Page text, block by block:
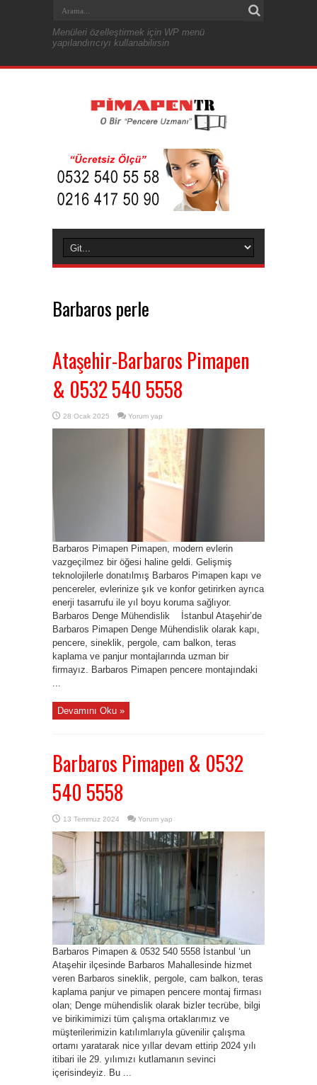
Menüleri özelleştirmek için WP menü
yapılandırıcıyı kullanabilirsin
Barbaros perle
Ataşehir-Barbaros Pimapen
& 0532 540 5558
28 Ocak 2025 Yorum yap
Barbaros Pimapen Pimapen, modern evlerin
vazgeçilmez bir öğesi haline geldi. Gelişmiş
teknolojilerle donatılmış Barbaros Pimapen kapı ve
pencereler, evlerinize şık ve konfor getirirken ayrıca
enerji tasarrufu ile yıl boyu koruma sağlıyor.
Barbaros Denge Mühendislik İstanbul Ataşehir’de
Barbaros Pimapen Denge Mühendislik olarak kapı,
pencere, sineklik, pergole, cam balkon, teras
kaplama ve panjur montajlarında uzman bir
firmayız. Barbaros Pimapen pencere montajındaki
...
Devamını Oku »
Barbaros Pimapen & 0532
540 5558
13 Temmuz 2024 Yorum yap
Barbaros Pimapen & 0532 540 5558 İstanbul ‘un
Ataşehir ilçesinde Barbaros Mahallesinde hizmet
veren Barbaros sineklik, pergole, cam balkon, teras
kaplama panjur ve pimapen pencere montaj firması
olan; Denge mühendislik olarak bizler tecrübe, bilgi
ve birikimimizi tüm çalışma ortaklarımız ve
müşterilerimizin katılımlarıyla güvenilir çalışma
ortamı yaratarak nice yıllar devam ettirip 2024 yılı
itibari ile 29. yılımızı kutlamanın sevinci
içerisindeyiz. Bu ...